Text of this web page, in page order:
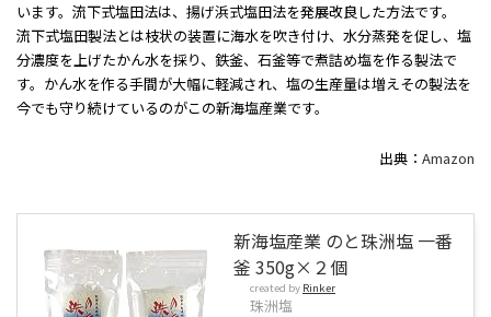
います。流下式塩田法は、揚げ浜式塩田法を発展改良した方法です。
流下式塩田製法とは枝状の装置に海水を吹き付け、水分蒸発を促し、塩
分濃度を上げたかん水を採り、鉄釜、石釜等で煮詰め塩を作る製法で
す。かん水を作る手間が大幅に軽減され、塩の生産量は増えその製法を
今でも守り続けているのがこの新海塩産業です。
出典： Amazon
新海塩産業 のと珠洲塩 一番
釜 350g×２個
created by Rinker
珠洲塩